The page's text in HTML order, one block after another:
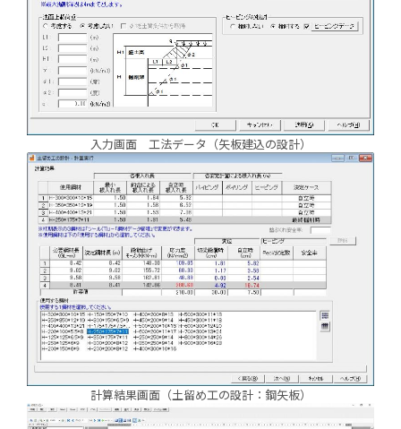
入力画面 工法データ（矢板建込の設計）
計算結果画面（土留め工の設計：鋼矢板）